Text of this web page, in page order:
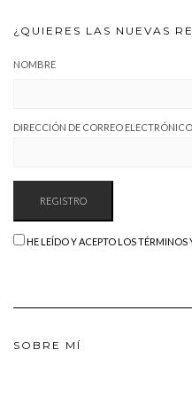
¿QUIERES LAS NUEVAS
NOMBRE
DIRECCIÓN DE CORREO
HE LEÍDO Y ACEPTO LOS
SOBRE MÍ